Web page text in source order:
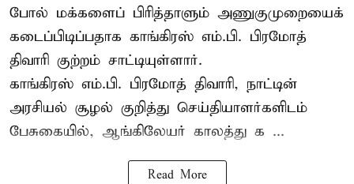
போல் மக்களைப் பிரித்தாளும் அணுகுமுறையைக்
கடைப்பிடிப்பதாக காங்கிரஸ் எம்.பி. பிரமோத்
திவாரி குற்றம் சாட்டியுள்ளார்.
காங்கிரஸ் எம்.பி. பிரமோத் திவாரி, நாட்டின்
அரசியல் சூழல் குறித்து செய்தியாளர்களிடம்
பேசுகையில், ஆங்கிலேயர் காலத்து க ...
Read More